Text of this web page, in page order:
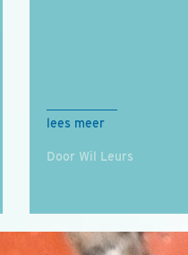
lees meer
Door Wil Leurs